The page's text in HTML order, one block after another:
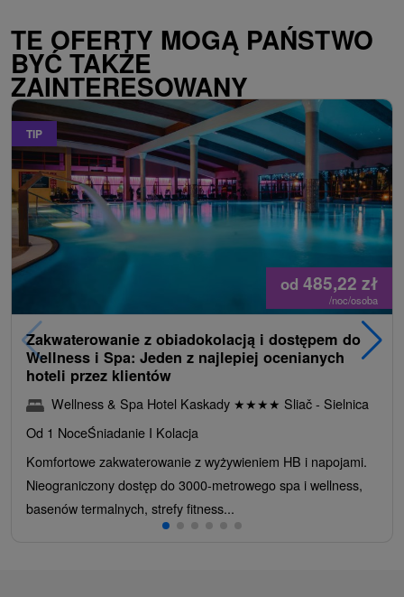
TE OFERTY MOGĄ PAŃSTWO
BYĆ TAKŻE
ZAINTERESOWANY
TIP
od 485,22 zł
/noc/osoba
Zakwaterowanie z obiadokolacją i dostępem do
Wellness i Spa: Jeden z najlepiej ocenianych
hoteli przez klientów
Wellness & Spa Hotel Kaskady ★★★★ Sliač - Sielnica
Od 1 NoceŚniadanie I Kolacja
Komfortowe zakwaterowanie z wyżywieniem HB i napojami.
Nieograniczony dostęp do 3000-metrowego spa i wellness,
basenów termalnych, strefy fitness...